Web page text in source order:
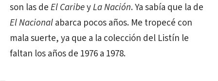
son las deEl CaribeyLa Nación. Ya sabía que la de
El Nacionalabarca pocos años. Me tropecé con
mala suerte, ya que a la colección del Listín le
faltan los años de 1976 a 1978.